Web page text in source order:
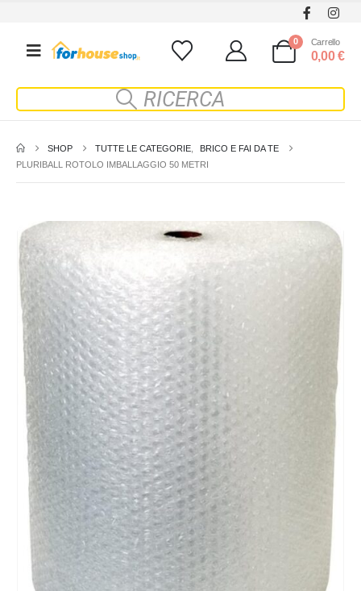
0 Carrello
0,00€
SHOP TUTTE LE CATEGORIE,
BRICO E FAI DA TE
PLURIBALL ROTOLO IMBALLAGGIO 50 METRI